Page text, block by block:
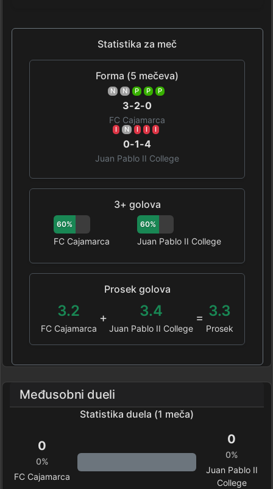
Statistika za meč
Forma (5 mečeva)
N N P P P
3-2-0
FC Cajamarca
I N I I I
0-1-4
Juan Pablo II College
3+ golova
60%
FC Cajamarca
60%
Juan Pablo II College
Prosek golova
3.2
FC Cajamarca
+ 3.4
Juan Pablo II College
= 3.3
Prosek
Međusobni dueli
Statistika duela (1 meča)
0
0%
FC Cajamarca
0
0%
Juan Pablo II
College